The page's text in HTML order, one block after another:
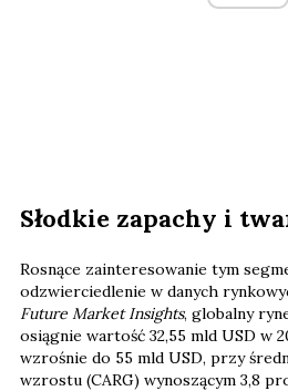
Słodkie zapachy i
Rosnące zainteresowanie tym
odzwierciedlenie w danych
Future Market Insights, globalny
osiągnie wartość 32,55 mld USD w
wzrośnie do 55 mld USD, przy
wzrostu (CARG) wynoszącym 3,8